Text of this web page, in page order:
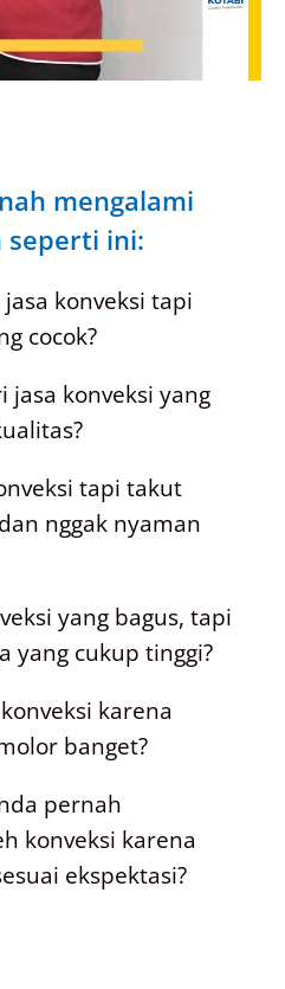
mengalami
seperti ini:
konveksi tapi
cocok?
jasa konveksi yang
tapi takut
nggak nyaman
yang bagus, tapi
yang cukup tinggi?
karena
banget?
pernah
konveksi karena
ekspektasi?